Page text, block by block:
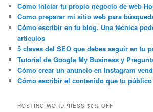
Como iniciar tu propio negocio de web
Como preparar mi sitio web para
Cómo escribir en tu blog. Una técnica
artículos
5 claves del SEO que debes seguir en tu
Tutorial de Google My Business y
Cómo crear un anuncio en Instagram
Cómo escribir el contenido que tu
HOSTING WORDPRESS 50% OFF